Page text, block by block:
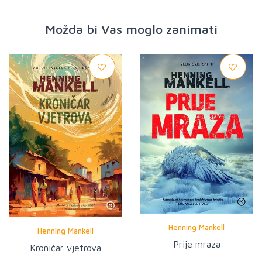
Možda bi Vas moglo zanimati
Henning Mankell
Kroničar vjetrova
Henning Mankell
Prije mraza